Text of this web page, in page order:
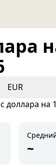
EUR
доллара на
~